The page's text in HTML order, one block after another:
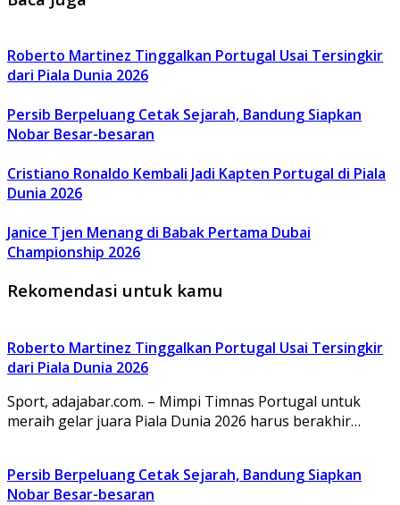
Roberto Martinez Tinggalkan Portugal Usai Tersingkir
dari Piala Dunia 2026
Persib Berpeluang Cetak Sejarah, Bandung Siapkan
Nobar Besar-besaran
Cristiano Ronaldo Kembali Jadi Kapten Portugal di Piala
Dunia 2026
Janice Tjen Menang di Babak Pertama Dubai
Championship 2026
Rekomendasi untuk kamu
Roberto Martinez Tinggalkan Portugal Usai Tersingkir
dari Piala Dunia 2026
Sport, adajabar.com. – Mimpi Timnas Portugal untuk
meraih gelar juara Piala Dunia 2026 harus berakhir…
Persib Berpeluang Cetak Sejarah, Bandung Siapkan
Nobar Besar-besaran